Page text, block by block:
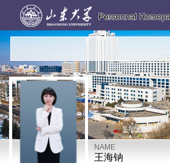
NAME
王海钠